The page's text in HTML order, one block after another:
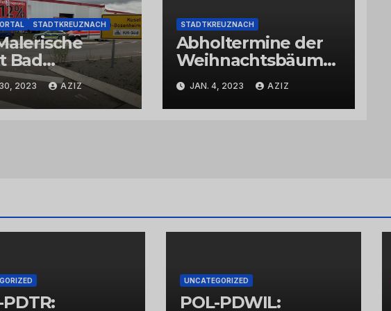
STADTKREUZNACH
Bad
2023 AZIZ
STADTKREUZNACH
Abholtermine der
Weihnachtsbäume
in der Kernstadt
und in den
Stadtteilen
JAN. 4, 2023 AZIZ
PDTR:
UNCATEGORIZED
POL-PDWIL: